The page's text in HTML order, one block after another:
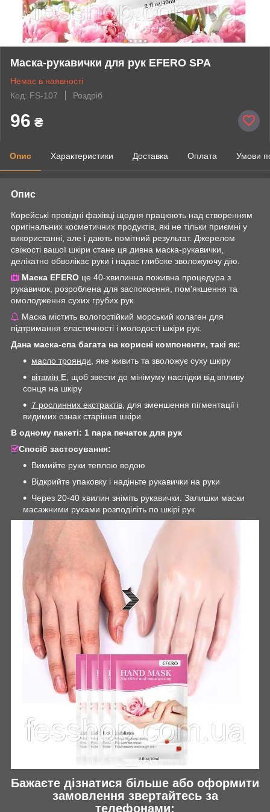
Маска-рукавички для рук EFERO SPA
Немає в наявності
Код: FS-107
Роздріб
96 ₴
Опис Характеристики Доставка Оплата Умови
Опис
Корейські провідні фахівці щодня працюють над створенням
оригінальних косметичних продуктів, які не тільки приємні у
використанні, але і дають помітний результат. Джерелом
свіжості вашої шкіри стане ця дивна маска-рукавички,
делікатно обволікає руки і надає глибоке зволожуючу дію.
Маска EFERO це 40-хвилинна поживна процедура з
рукавичок, розроблена для заспокоєння, пом'якшення та
омолодження сухих грубих рук.
Маска містить вологостійкий морський колаген для
підтримання еластичності і молодості шкіри рук.
Дана маска-спа багата на корисні компоненти, такі як:
масло троянди , яке живить та зволожує суху шкіру
вітамін Е , щоб звести до мінімуму наслідки від впливу
сонця на шкіру
7 рослинних екстрактів , для зменшення пігментації і
видимих ознак старіння шкіри
В одному пакеті: 1 пара печаток для рук
Спосіб застосування:
Вимийте руки теплою водою
Відкрийте упаковку і надіньте рукавички на руки
Через 20-40 хвилин зніміть рукавички. Залишки маски
масажними рухами розподіліть по шкірі рук
Бажаєте дізнатися більше або оформити
замовлення звертайтесь за
телефонами: